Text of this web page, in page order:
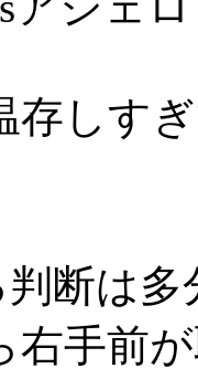
存しす
断は
右手前